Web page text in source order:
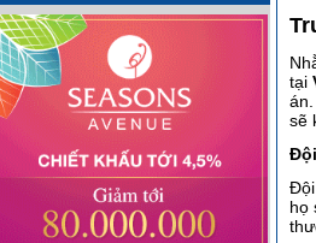
tại
sẽ
họ